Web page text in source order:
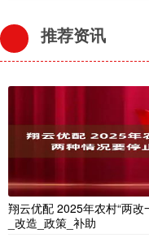
推荐资讯
翔云优配 2025年农村“两改
_改造_政策_补助